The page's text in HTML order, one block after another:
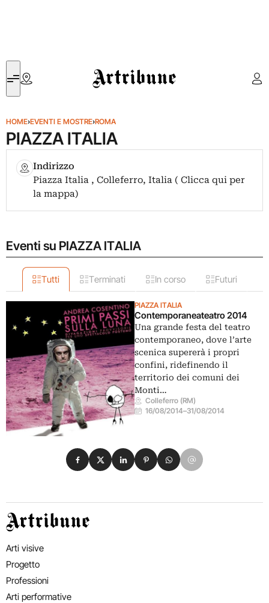
Artribune
HOME›EVENTI E MOSTRE›ROMA
PIAZZA ITALIA
Indirizzo
Piazza Italia , Colleferro, Italia ( Clicca qui per
la mappa)
Eventi su PIAZZA ITALIA
Tutti Terminati In corso Futuri
PIAZZA ITALIA
Contemporaneateatro 2014
Una grande festa del teatro
contemporaneo, dove l’arte
scenica supererà i propri
confini, ridefinendo il
territorio dei comuni dei
Monti…
Colleferro (RM)
16/08/2014–31/08/2014
Condividi su Facebook
Condividi su X
Condividi su LinkedIn
Condividi su Pinterest
Condividi su WhatsApp
Condividi su Email
Artribune
Arti visive
Progetto
Professioni
Arti performative